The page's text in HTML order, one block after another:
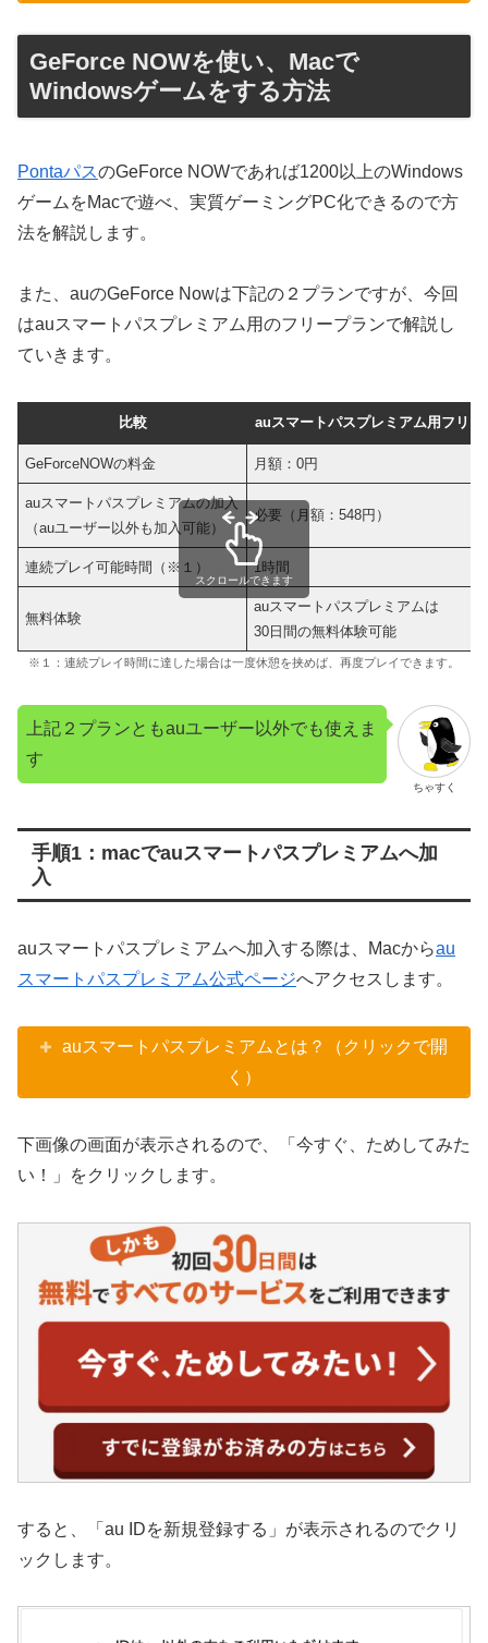
GeForce NOWを使い、Macで
Windowsゲームをする方法
PontaパスのGeForce NOWであれば1200以上のWindows
ゲームをMacで遊べ、実質ゲーミングPC化できるので方
法を解説します。
また、auのGeForce Nowは下記の２プランですが、今回
はauスマートパスプレミアム用のフリープランで解説し
ていきます。
比較 auスマートパスプレミアム用フリー
GeForceNOWの料金 月額：0円
auスマートパスプレミアムの加入
（auユーザー以外も加入可能）
必要（月額：548円）
連続プレイ可能時間（※１） 1時間
無料体験
auスマートパスプレミアムは
30日間の無料体験可能
スクロールできます
※１：連続プレイ時間に達した場合は一度休憩を挟めば、再度プレイできます。
ちゃすく
上記２プランともauユーザー以外でも使えま
す
手順1：macでauスマートパスプレミアムへ加
入
auスマートパスプレミアムへ加入する際は、Macからau
スマートパスプレミアム公式ページへアクセスします。
auスマートパスプレミアムとは？（クリックで開
く）
下画像の画面が表示されるので、「今すぐ、ためしてみた
い！」をクリックします。
すると、「au IDを新規登録する」が表示されるのでクリ
ックします。